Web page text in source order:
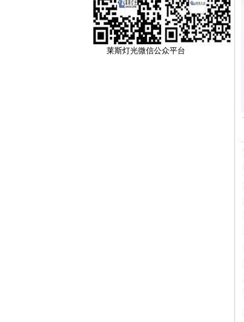
莱斯灯光微信公众平台